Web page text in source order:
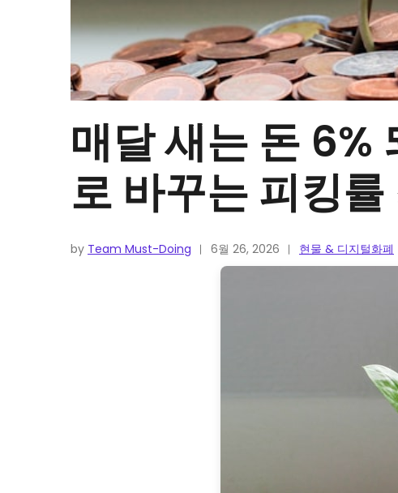
매달 새는 돈 6%
로 바꾸는 피킹
by Team Must-Doing 6월 26, 2026 현물 & 디지털화폐